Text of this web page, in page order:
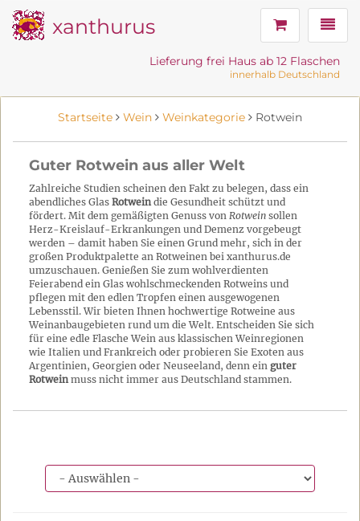
xanthurus
Lieferung frei Haus ab 12 Flaschen
innerhalb Deutschland
Startseite Wein Weinkategorie Rotwein
Guter Rotwein aus aller Welt
Zahlreiche Studien scheinen den Fakt zu belegen, dass ein
abendliches Glas Rotweindie Gesundheit schützt und
fördert. Mit dem gemäßigten Genuss von Rotwein sollen
Herz-Kreislauf-Erkrankungen und Demenz vorgebeugt
werden – damit haben Sie einen Grund mehr, sich in der
großen Produktpalette an Rotweinen bei xanthurus.de
umzuschauen. Genießen Sie zum wohlverdienten
Feierabend ein Glas wohlschmeckenden Rotweins und
pflegen mit den edlen Tropfen einen ausgewogenen
Lebensstil. Wir bieten Ihnen hochwertige Rotweine aus
Weinanbaugebieten rund um die Welt. Entscheiden Sie sich
für eine edle Flasche Wein aus klassischen Weinregionen
wie Italien und Frankreich oder probieren Sie Exoten aus
Argentinien, Georgien oder Neuseeland, denn ein guter
Rotweinmuss nicht immer aus Deutschland stammen.